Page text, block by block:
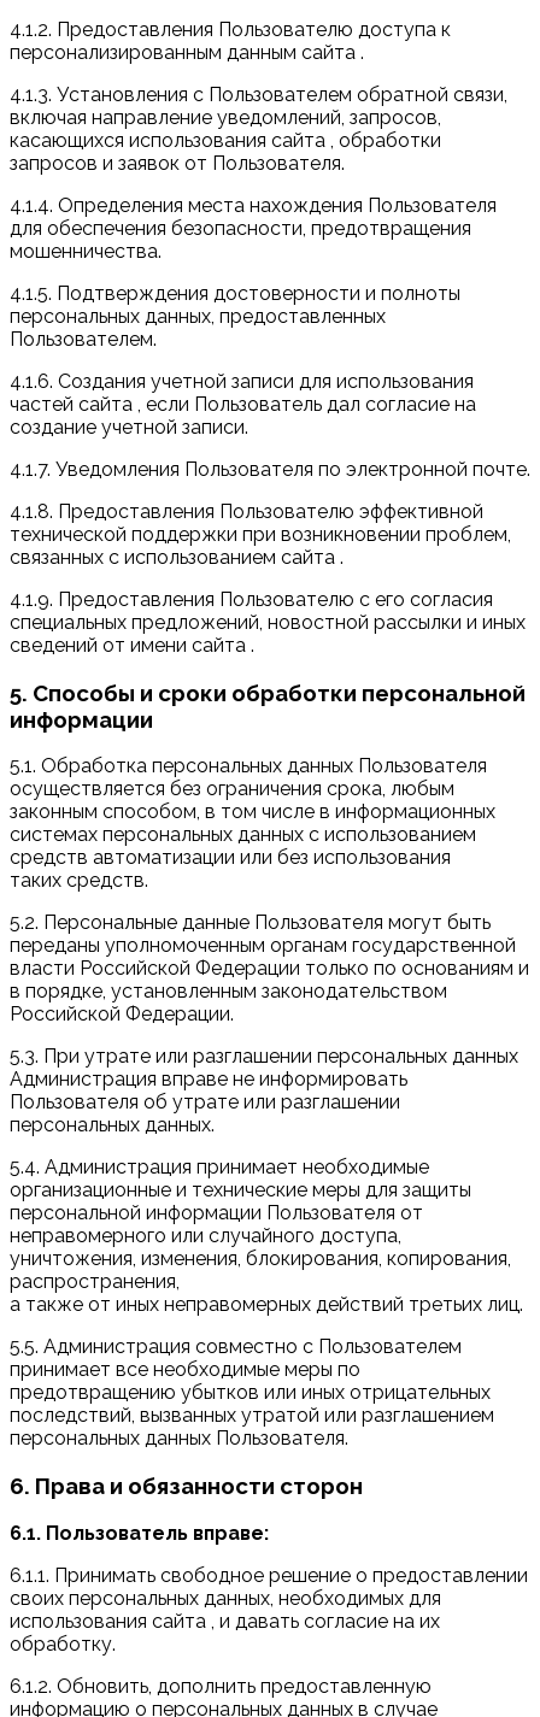
4.1.2. Предоставления Пользователю доступа к
персонализированным данным сайта .
4.1.3. Установления с Пользователем обратной связи,
включая направление уведомлений, запросов,
касающихся использования сайта , обработки
запросов и заявок от Пользователя.
4.1.4. Определения места нахождения Пользователя
для обеспечения безопасности, предотвращения
мошенничества.
4.1.5. Подтверждения достоверности и полноты
персональных данных, предоставленных
Пользователем.
4.1.6. Создания учетной записи для использования
частей сайта , если Пользователь дал согласие на
создание учетной записи.
4.1.7. Уведомления Пользователя по электронной почте.
4.1.8. Предоставления Пользователю эффективной
технической поддержки при возникновении проблем,
связанных с использованием сайта .
4.1.9. Предоставления Пользователю с его согласия
специальных предложений, новостной рассылки и иных
сведений от имени сайта .
5. Способы и сроки обработки персональной
информации
5.1. Обработка персональных данных Пользователя
осуществляется без ограничения срока, любым
законным способом, в том числе в информационных
системах персональных данных с использованием
средств автоматизации или без использования
таких средств.
5.2. Персональные данные Пользователя могут быть
переданы уполномоченным органам государственной
власти Российской Федерации только по основаниям и
в порядке, установленным законодательством
Российской Федерации.
5.3. При утрате или разглашении персональных данных
Администрация вправе не информировать
Пользователя об утрате или разглашении
персональных данных.
5.4. Администрация принимает необходимые
организационные и технические меры для защиты
персональной информации Пользователя от
неправомерного или случайного доступа,
уничтожения, изменения, блокирования, копирования,
распространения,
а также от иных неправомерных действий третьих лиц.
5.5. Администрация совместно с Пользователем
принимает все необходимые меры по
предотвращению убытков или иных отрицательных
последствий, вызванных утратой или разглашением
персональных данных Пользователя.
6. Права и обязанности сторон
6.1. Пользователь вправе:
6.1.1. Принимать свободное решение о предоставлении
своих персональных данных, необходимых для
использования сайта , и давать согласие на их
обработку.
6.1.2. Обновить, дополнить предоставленную
информацию о персональных данных в случае